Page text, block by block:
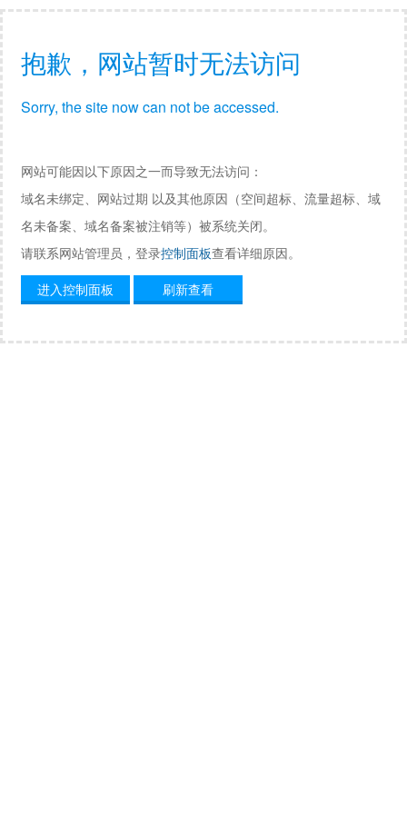
抱歉，网站暂时无法访问
Sorry, the site now can not be accessed.
网站可能因以下原因之一而导致无法访问：
域名未绑定、网站过期 以及其他原因（空间超标、流量超标、域
名未备案、域名备案被注销等）被系统关闭。
请联系网站管理员，登录控制面板查看详细原因。
进入控制面板
刷新查看